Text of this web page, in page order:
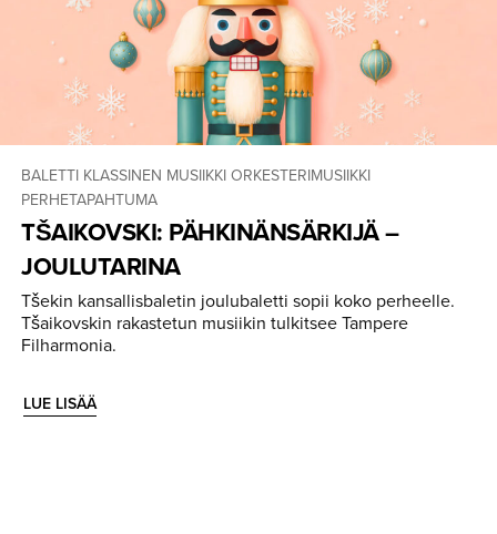
BALETTI KLASSINEN MUSIIKKIORKESTERIMUSIIKKI
PERHETAPAHTUMA
TŠAIKOVSKI: PÄHKINÄN­SÄRKIJÄ –
JOULUTARINA
Tšekin kansallisbaletin joulubaletti sopii koko perheelle.
Tšaikovskin rakastetun musiikin tulkitsee Tampere
Filharmonia.
LUE LISÄÄ